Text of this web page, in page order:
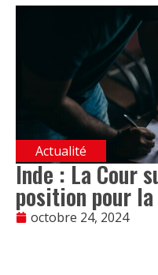
Actualité
Inde : La Cour
position pour
octobre 24, 2024